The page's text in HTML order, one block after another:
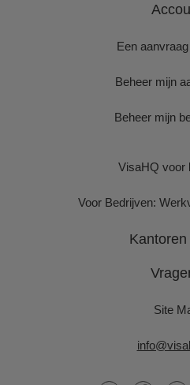
Een
Beheer mijn
Beheer mijn
VisaHQ voor
Voor Bedrijven:
Kantoren
Site